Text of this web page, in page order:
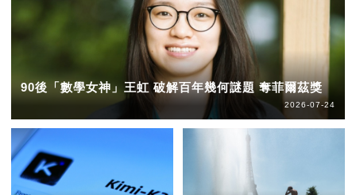
90後「數學女神」王虹 破解百年幾何謎題 奪菲爾茲獎
2026-07-24